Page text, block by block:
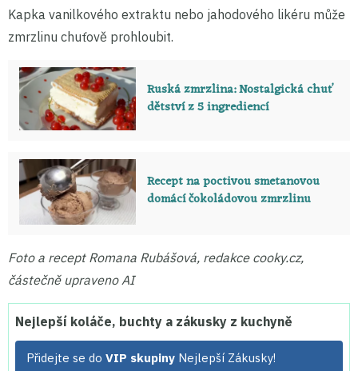
Kapka vanilkového extraktu nebo jahodového likéru může
zmrzlinu chuťově prohloubit.
Ruská zmrzlina: Nostalgická chuť
dětství z 5 ingrediencí
Recept na poctivou smetanovou
domácí čokoládovou zmrzlinu
Foto a recept Romana Rubášová, redakce cooky.cz,
částečně upraveno AI
Nejlepší koláče, buchty a zákusky z kuchyně
Přidejte se do VIP skupiny Nejlepší Zákusky!